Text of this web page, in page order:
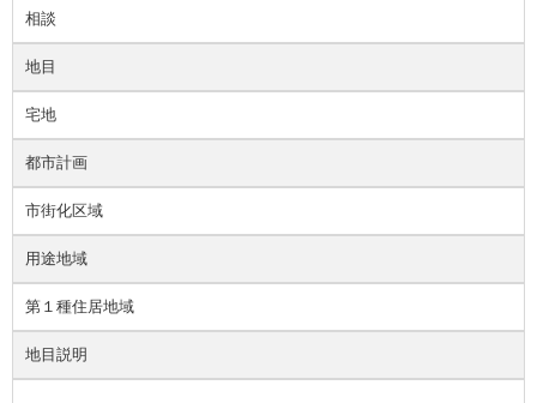
相談
地目
宅地
都市計画
市街化区域
用途地域
第１種住居地域
地目説明